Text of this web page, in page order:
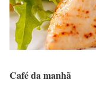
Café da manhã